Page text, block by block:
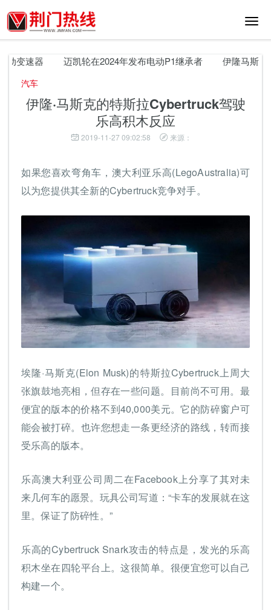
切
航
变速器 迈凯轮在2024年发布电动P1继承者 伊隆马斯克
汽车
伊隆·马斯克的特斯拉Cyber​​truck驾驶
乐高积木反应
2019-11-27 09:02:58 来源：
如果您喜欢弯角车，澳大利亚乐高(LegoAustralia)可
以为您提供其全新的Cyber​​truck竞争对手。
埃隆·马斯克(Elon Musk)的特斯拉Cyber​​truck上周大
张旗鼓地亮相，但存在一些问题。目前尚不可用。最
便宜的版本的价格不到40,000美元。它的防碎窗户可
能会被打碎。也许您想走一条更经济的路线，转而接
受乐高的版本。
乐高澳大利亚公司周二在Facebook上分享了其对未
来几何车的愿景。玩具公司写道：“卡车的发展就在这
里。保证了防碎性。”
乐高的Cyber​​truck Snark攻击的特点是，发光的乐高
积木坐在四轮平台上。这很简单。很便宜您可以自己
构建一个。